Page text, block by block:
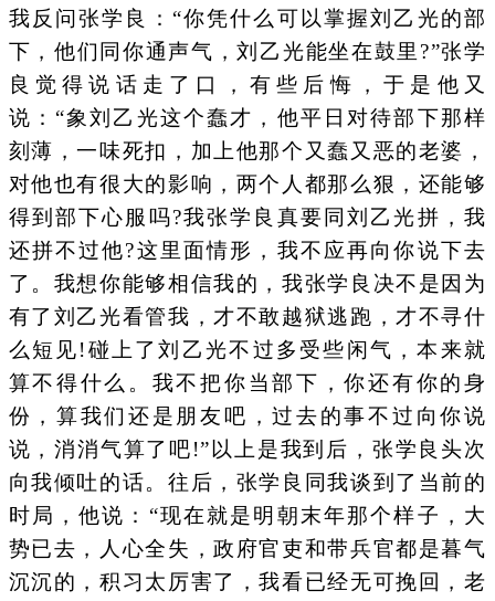
我反问张学良：“你凭什么可以掌握刘乙光的部
下，他们同你通声气，刘乙光能坐在鼓里?”张学
良觉得说话走了口，有些后悔，于是他又
说：“象刘乙光这个蠢才，他平日对待部下那样
刻薄，一味死扣，加上他那个又蠢又恶的老婆，
对他也有很大的影响，两个人都那么狠，还能够
得到部下心服吗?我张学良真要同刘乙光拼，我
还拼不过他?这里面情形，我不应再向你说下去
了。我想你能够相信我的，我张学良决不是因为
有了刘乙光看管我，才不敢越狱逃跑，才不寻什
么短见!碰上了刘乙光不过多受些闲气，本来就
算不得什么。我不把你当部下，你还有你的身
份，算我们还是朋友吧，过去的事不过向你说
说，消消气算了吧!”以上是我到后，张学良头次
向我倾吐的话。往后，张学良同我谈到了当前的
时局，他说：“现在就是明朝末年那个样子，大
势已去，人心全失，政府官吏和带兵官都是暮气
沉沉的，积习太厉害了，我看已经无可挽回，老